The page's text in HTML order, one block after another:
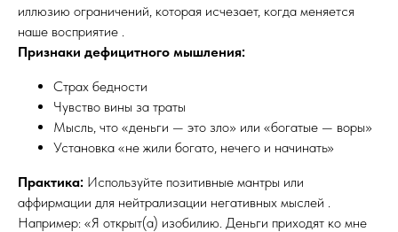
иллюзию ограничений, которая исчезает, когда меняется
наше восприятие .
Признаки дефицитного мышления:
Страх бедности
Чувство вины за траты
Мысль, что «деньги — это зло» или «богатые — воры»
Установка «не жили богато, нечего и начинать»
Практика: Используйте позитивные мантры или
аффирмации для нейтрализации негативных мыслей .
Например: «Я открыт(а) изобилию. Деньги приходят ко мне